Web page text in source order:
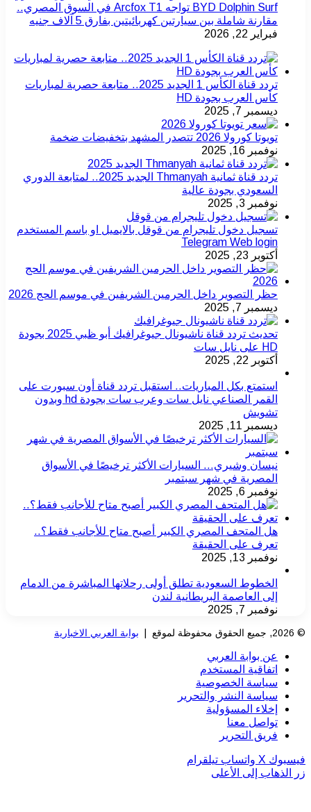
BYD Dolphin Surf تواجه Arcfox T1 في السوق المصري..
مقارنة شاملة بين سيارتين كهربائيتين بفارق 5 آلاف جنيه
فبراير 22, 2026
تردد قناة الكأس 1 الجديد 2025.. متابعة حصرية لمباريات
كأس العرب بجودة HD
ديسمبر 7, 2025
تويوتا كورولا 2026 تتصدر المشهد بتخفيضات ضخمة
نوفمبر 16, 2025
تردد قناة ثمانية Thmanyah الجديد 2025.. لمتابعة الدوري
السعودي بجودة عالية
نوفمبر 3, 2025
تسجيل دخول تليجرام من قوقل بالايميل او باسم المستخدم
Telegram Web login
أكتوبر 23, 2025
حظر التصوير داخل الحرمين الشريفين في موسم الحج 2026
ديسمبر 7, 2025
تحديث تردد قناة ناشيونال جيوغرافيك أبو ظبي 2025 بجودة
HD على نايل سات
أكتوبر 22, 2025
استمتع بكل المباريات.. استقبل تردد قناة أون سبورت على
القمر الصناعي نايل سات وعرب سات بجودة hd وبدون
تشويش
ديسمبر 11, 2025
نيسان وشيري… السيارات الأكثر ترخيصًا في الأسواق
المصرية في شهر سبتمبر
نوفمبر 6, 2025
هل المتحف المصري الكبير أصبح متاح للأجانب فقط؟..
تعرف على الحقيقة
نوفمبر 13, 2025
الخطوط السعودية تطلق أولى رحلاتها المباشرة من الدمام
إلى العاصمة البريطانية لندن
نوفمبر 7, 2025
© 2026, جميع الحقوق محفوظة لموقع | بوابة العربي الاخبارية
عن بوابة العربي
اتفاقية المستخدم
سياسة الخصوصية
سياسة النشر والتحرير
إخلاء المسؤولية
تواصل معنا
فريق التحرير
فيسبوك ‫X واتساب تيلقرام
زر الذهاب إلى الأعلى